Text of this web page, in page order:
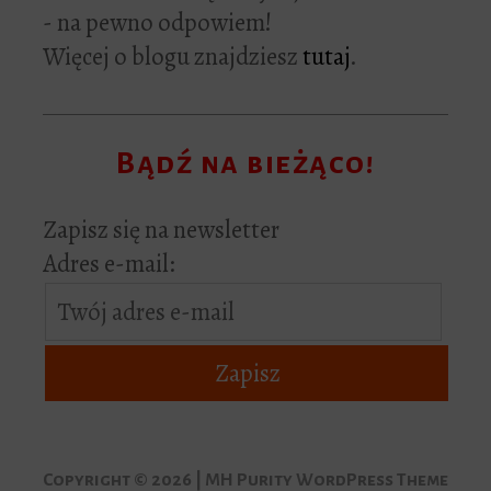
- na pewno odpowiem!
Więcej o blogu znajdziesztutaj.
Bądź na bieżąco!
Zapisz się na newsletter
Adres e-mail:
Copyright © 2026 | MH Purity WordPress Theme